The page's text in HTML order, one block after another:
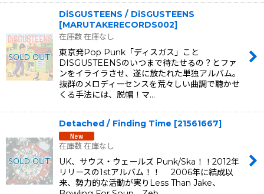
DiSGUSTEENS / DiSGUSTEENS
[MARUTAKERECORDS002]
在庫数 在庫なし
東京発Pop Punk「ディスガス」こと
DISGUSTEENSのいつまで待たせるの？とファ
ンをイライラさせ、遂に放たれた単独アルバム。
抜群のメロディーセンスを荒々しい曲調で聴かせ
くる手法には、脱帽！マ…
Detached / Finding Time [21561667]
在庫数 在庫なし
UK、サウス・ウェールズ Punk/Ska！！2012年
リリースの1stアルバム！！ 2006年に結成以
来、勢力的な活動が実りLess Than Jake、